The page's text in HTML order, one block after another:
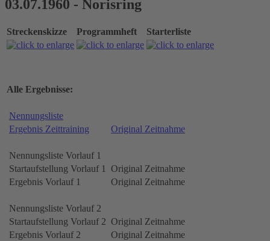
03.07.1960 - Norisring
Streckenskizze Programmheft Starterliste
Alle Ergebnisse:
Nennungsliste
Ergebnis Zeittraining
Original Zeitnahme
Nennungsliste Vorlauf 1
Startaufstellung Vorlauf 1
Original Zeitnahme
Ergebnis Vorlauf 1
Original Zeitnahme
Nennungsliste Vorlauf 2
Startaufstellung Vorlauf 2 Original Zeitnahme
Ergebnis Vorlauf 2
Original Zeitnahme